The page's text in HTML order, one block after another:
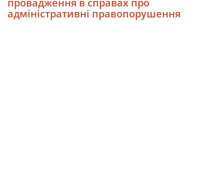
провадження в справах про
адміністративні правопорушення